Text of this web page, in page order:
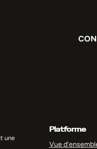
une
Platforme
Vue